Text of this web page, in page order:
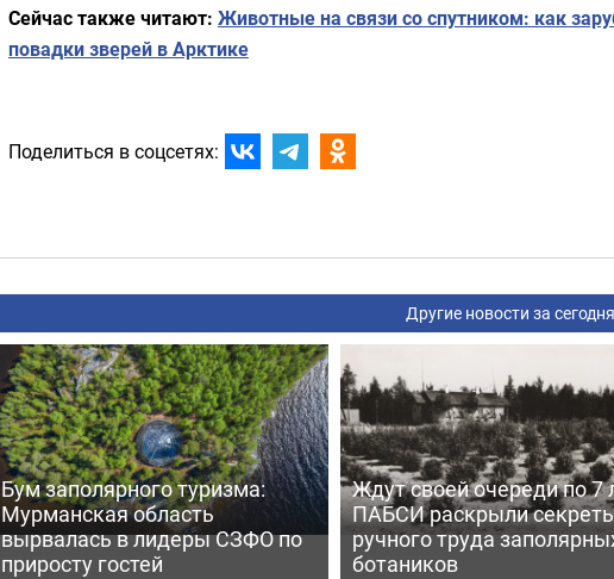
Сейчас также читают: Животные на связи со спутником: как
повадки зверей в Арктике
Поделиться в соцсетях:
Другие новости за сегодня
Бум заполярного туризма:
Мурманская область
вырвалась в лидеры СЗФО по
приросту гостей
Ждут своей очереди по 7
ПАБСИ раскрыли
ручного труда
ботаников